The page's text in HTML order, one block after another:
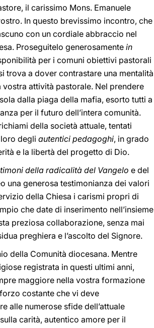
il carissimo Mons. Emanuele
In questo brevissimo incontro, che
con un cordiale abbraccio nel
Proseguitelo generosamente in
per i comuni obiettivi pastorali
trova a dover contrastare una mentalità
attività pastorale. Nel prendere
dalla piaga della mafia, esorto tutti a
per il futuro dell’intera comunità.
della società attuale, tentati
degli autentici pedagoghi, in grado
e la libertà del progetto di Dio.
della radicalità del Vangelo e del
una generosa testimonianza dei valori
della Chiesa i carismi propri di
che date di inserimento nell’insieme
preziosa collaborazione, senza mai
preghiera e l’ascolto del Signore.
della Comunità diocesana. Mentre
registrata in questi ultimi anni,
maggiore nella vostra formazione
costante che vi deve
alle numerose sfide dell’attuale
carità, autentico amore per il